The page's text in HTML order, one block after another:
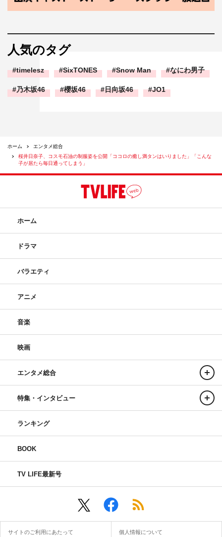
人気のタグ
timelesz SixTONES Snow Man なにわ男子
乃木坂46 櫻坂46 日向坂46 JO1
ホーム
エンタメ総合
桜井日奈子、コスモ石油の制服姿を公開「ココロの癒し満タンはいりました」「こんな
子が居たら毎日通ってしまう」
ホーム
ドラマ
バラエティ
アニメ
音楽
映画
エンタメ総合
特集・インタビュー
ランキング
BOOK
TV LIFE最新号
サイトのご利用にあたって 個人情報について